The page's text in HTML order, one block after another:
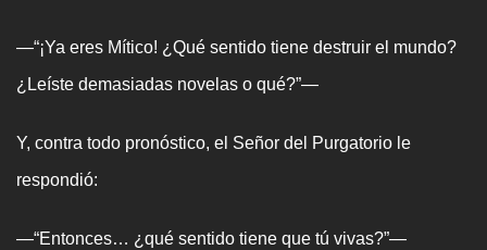
—“¡Ya eres Mítico! ¿Qué sentido tiene destruir el mundo?
¿Leíste demasiadas novelas o qué?”—
Y, contra todo pronóstico, el Señor del Purgatorio le
respondió:
—“Entonces… ¿qué sentido tiene que tú vivas?”—